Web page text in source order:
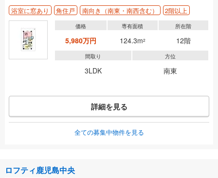
浴室に窓あり
角住戸 南向き（南東・南西含む） 2階以上
価格
5,980万円
専有面積
124.3m2
所在階
12階
間取り
3LDK
方位
南東
詳細を見る
全ての募集中物件を見る
ロフティ鹿児島中央